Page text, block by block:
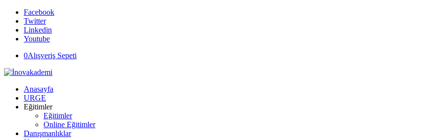
Facebook
Twitter
Linkedin
Youtube
0Alışveriş Sepeti
Anasayfa
URGE
Eğitimler
Eğitimler
Online Eğitimler
Danışmanlıklar